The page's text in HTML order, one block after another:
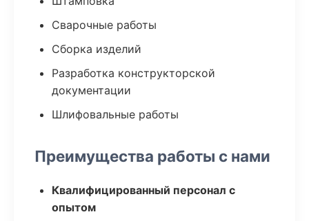
Сварочные работы
Сборка изделий
Разработка конструкторской
документации
Шлифовальные работы
Преимущества работы с нами
Квалифицированный персонал с
опытом